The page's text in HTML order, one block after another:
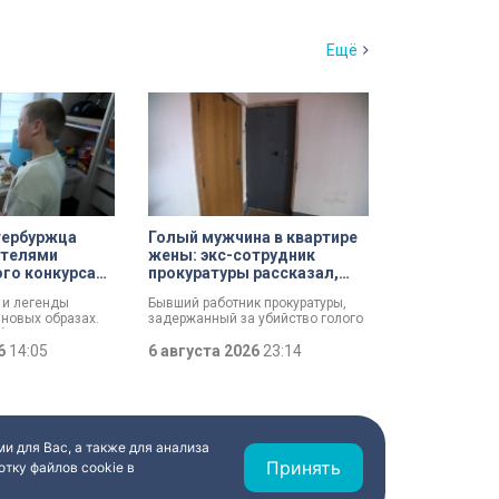
Ещё
конкурса
и легенды
образах.
стали
— моя
дали новое
14:05
Голый мужчина в квартире
жены: экс-сотрудник
прокуратуры рассказал,
Бывший работник прокуратуры,
задержанный за убийство голого
которые толкнули его на
страшное преступление. Два года
выдавая бездыханного мужчину
приятеля.
6 августа 2026 23:14
для Вас, а также для анализа
файлов cookie в
Принять